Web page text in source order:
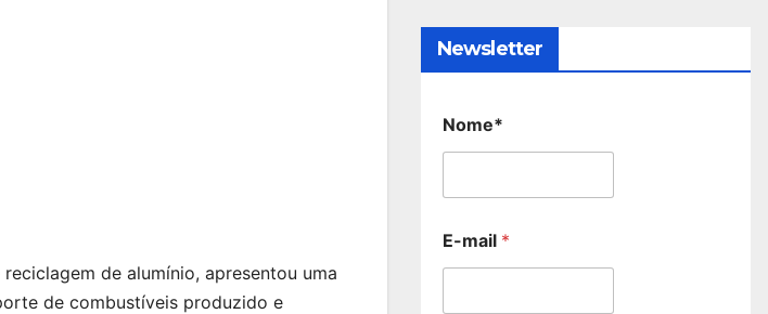
de alumínio, apresentou uma
de combustíveis produzido e
Newsletter
Nome*
E-mail *